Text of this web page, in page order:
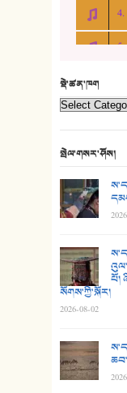
སྡེ་ཚན་ཁག
སྤེལ་གསར་ཤོས།
པོ།
སོགས་ཀྱི་སྐོར།
2026-08-02